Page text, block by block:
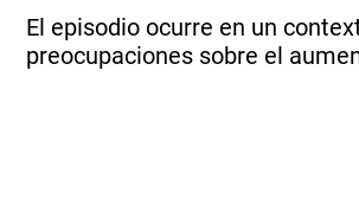
El episodio ocurre en un
preocupaciones sobre el